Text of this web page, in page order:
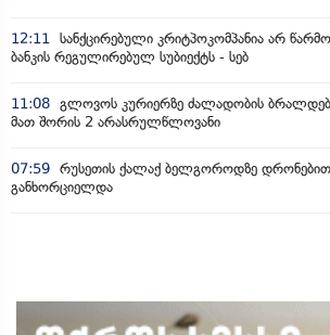
12:11 სანქცირებული კრიტპოკომპანია არ
ბანკის რეგულირებულ სუბიექტს - სებ
11:08 გლოვოს კურიერზე ძალადობის
მათ შორის 2 არასრულწლოვანი
07:59 რუსეთის ქალაქ ბელგოროდზე დრონებით
განხორციელდა